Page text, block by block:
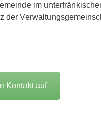
im
der
Kontakt auf